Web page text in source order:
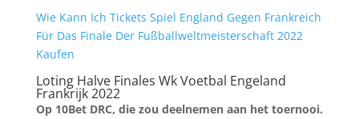
Wie Kann Ich Tickets Spiel England Gegen Frankreich
Für Das Finale Der Fußballweltmeisterschaft 2022
Kaufen
Loting Halve Finales Wk Voetbal Engeland
Frankrijk 2022
Op 10Bet DRC, die zou deelnemen aan het toernooi.